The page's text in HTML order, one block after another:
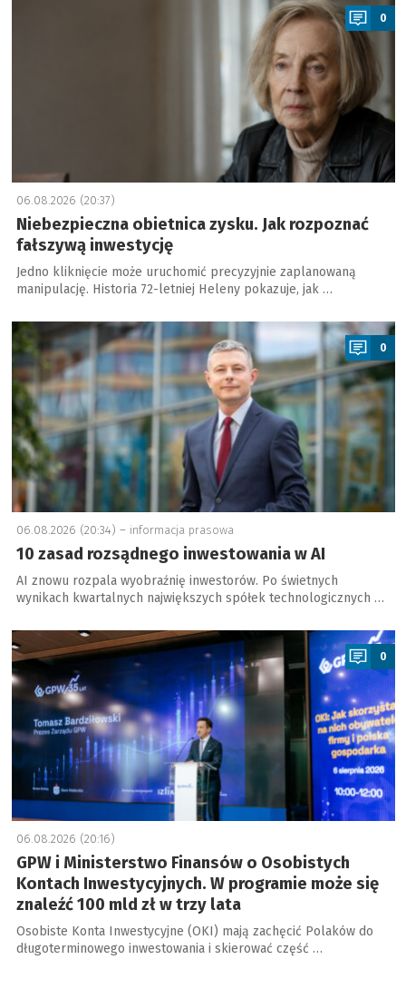
0
06.08.2026 (20:37)
Niebezpieczna obietnica zysku. Jak rozpoznać
fałszywą inwestycję
Jedno kliknięcie może uruchomić precyzyjnie zaplanowaną
manipulację. Historia 72-letniej Heleny pokazuje, jak …
a
0
06.08.2026 (20:34) – informacja prasowa
10 zasad rozsądnego inwestowania w AI
AI znowu rozpala wyobraźnię inwestorów. Po świetnych
wynikach kwartalnych największych spółek technologicznych …
a
0
06.08.2026 (20:16)
GPW i Ministerstwo Finansów o Osobistych
Kontach Inwestycyjnych. W programie może się
znaleźć 100 mld zł w trzy lata
Osobiste Konta Inwestycyjne (OKI) mają zachęcić Polaków do
długoterminowego inwestowania i skierować część …